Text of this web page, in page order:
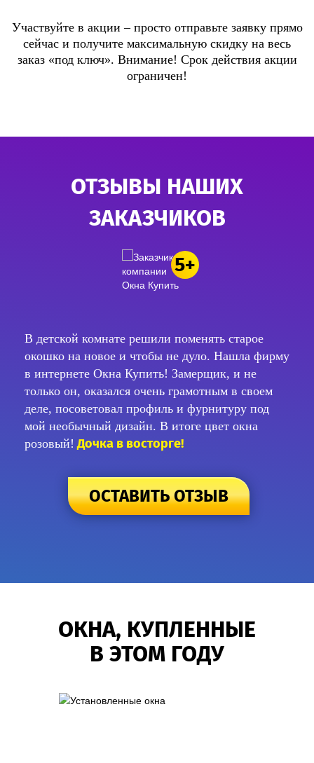
Участвуйте в акции – просто отправьте заявку прямо
сейчас и получите максимальную скидку на весь
заказ «под ключ». Внимание! Срок действия акции
ограничен!
ОТЗЫВЫ НАШИХ
ЗАКАЗЧИКОВ
5+
По совету моих лучших друзей обратился в
компанию Окна купить. Я очень
требовательный в любых мелочах, но на
удивление все прошло на пять с плюсом
начиная от замера и заканчивая
установкой моего балконного блока.Так
еще и друзьям помог заработать на моем заказе,
ОСТАВИТЬ ОТЗЫВ
ОКНА, КУПЛЕННЫЕ
В ЭТОМ ГОДУ